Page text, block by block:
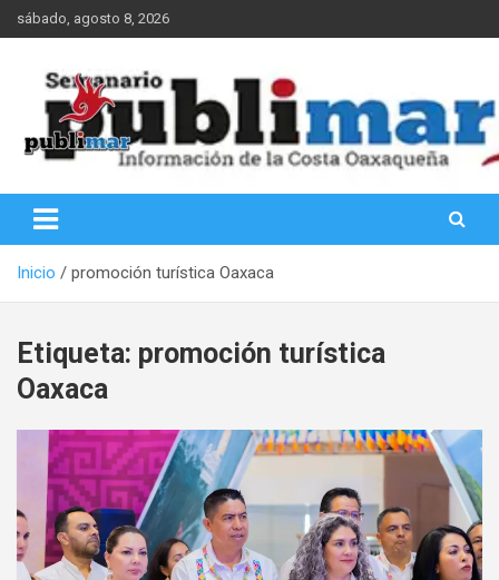
Saltar
al
sábado, agosto 8, 2026
PubliMar
Inicio promoción turística Oaxaca
Etiqueta: promoción turística
Oaxaca